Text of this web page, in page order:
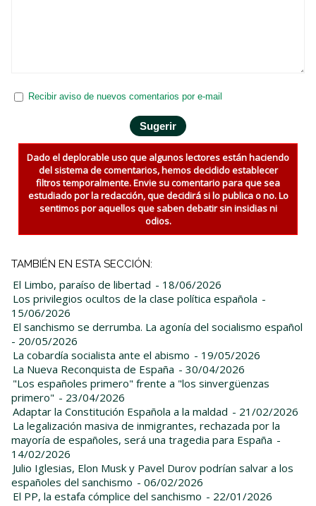
Recibir aviso de nuevos comentarios por e-mail
Dado el deplorable uso que algunos lectores están haciendo
del sistema de comentarios, hemos decidido establecer
filtros temporalmente. Envie su comentario para que sea
estudiado por la redacción, que decidirá si lo publica o no. Lo
sentimos por aquellos que saben debatir sin insidias ni
odios.
TAMBIÉN EN ESTA SECCIÓN:
El Limbo, paraíso de libertad - 18/06/2026
Los privilegios ocultos de la clase política española -
15/06/2026
El sanchismo se derrumba. La agonía del socialismo español
- 20/05/2026
La cobardía socialista ante el abismo - 19/05/2026
La Nueva Reconquista de España - 30/04/2026
"Los españoles primero" frente a "los sinvergüenzas
primero" - 23/04/2026
Adaptar la Constitución Española a la maldad - 21/02/2026
La legalización masiva de inmigrantes, rechazada por la
mayoría de españoles, será una tragedia para España -
14/02/2026
Julio Iglesias, Elon Musk y Pavel Durov podrían salvar a los
españoles del sanchismo - 06/02/2026
El PP, la estafa cómplice del sanchismo - 22/01/2026